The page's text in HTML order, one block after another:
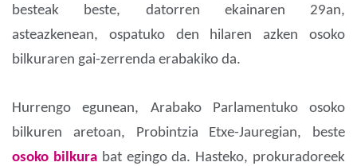
besteak beste, datorren ekainaren 29an,
asteazkenean, ospatuko den hilaren azken osoko
bilkuraren gai-zerrenda erabakiko da.
Hurrengo egunean, Arabako Parlamentuko osoko
bilkuren aretoan, Probintzia Etxe-Jauregian, beste
osoko bilkurabat egingo da. Hasteko, prokuradoreek